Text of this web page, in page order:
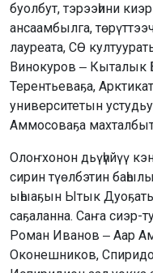
буолбут, тэрээһини
ансаамбылга,
лауреата, СӨ
Винокуров ‒ Кыталык
Терентьеваҕа,
университетын
Аммосоваҕа
Олоҥхонон дьүһүйүү
сирин түөлбэтин
ыһыаҕын Ытык
саҕаланна. Саҥа сиэр-
Роман Иванов ‒ Аар
Оконешников,